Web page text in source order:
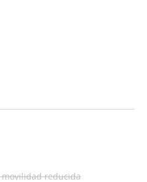
movilidad reducida